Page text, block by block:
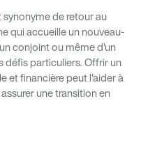
de retour au
qui accueille un nouveau-
conjoint ou même d'un
défis particuliers. Offrir un
et financière peut l'aider à
une transition en